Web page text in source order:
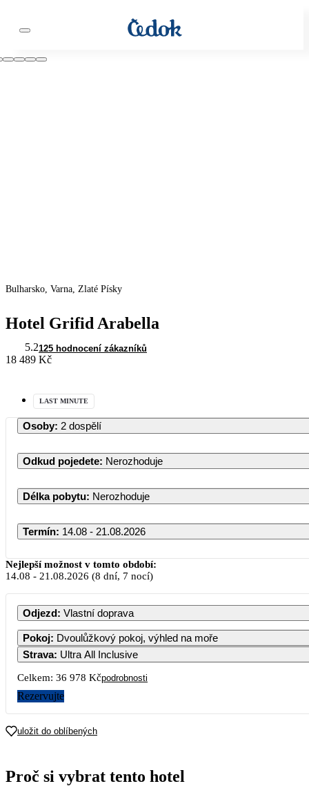
Bulharsko, Varna, Zlaté Písky
Hotel Grifid Arabella
5.2125 hodnocení zákazníků
18 489 Kč
LAST MINUTE
Osoby: 2 dospělí
Odkud pojedete: Nerozhoduje
Délka pobytu: Nerozhoduje
Termín: 14.08 - 21.08.2026
Nejlepší možnost v tomto období:
14.08 - 21.08.2026 (8 dní, 7 nocí)
Odjezd: Vlastní doprava
Pokoj: Dvoulůžkový pokoj, výhled na moře
Strava: Ultra All Inclusive
Celkem: 36 978 Kčpodrobnosti
Rezervujte
uložit do oblíbených
Proč si vybrat tento hotel